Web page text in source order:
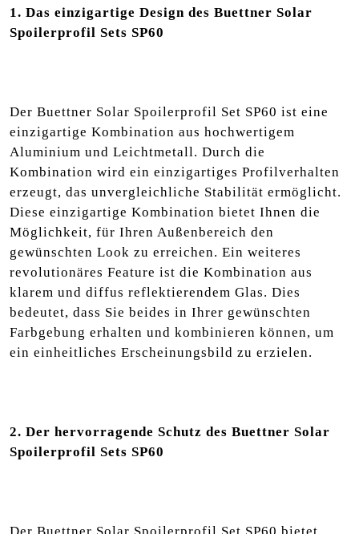
1. Das einzigartige Design des Buettner Solar
Spoilerprofil Sets SP60
Der Buettner Solar Spoilerprofil Set SP60 ist eine
einzigartige Kombination aus hochwertigem
Aluminium und Leichtmetall. Durch die
Kombination wird ein einzigartiges Profilverhalten
erzeugt, das unvergleichliche Stabilität ermöglicht.
Diese einzigartige Kombination bietet Ihnen die
Möglichkeit, für Ihren Außenbereich den
gewünschten Look zu erreichen. Ein weiteres
revolutionäres Feature ist die Kombination aus
klarem und diffus reflektierendem Glas. Dies
bedeutet, dass Sie beides in Ihrer gewünschten
Farbgebung erhalten und kombinieren können, um
ein einheitliches Erscheinungsbild zu erzielen.
2. Der hervorragende Schutz des Buettner Solar
Spoilerprofil Sets SP60